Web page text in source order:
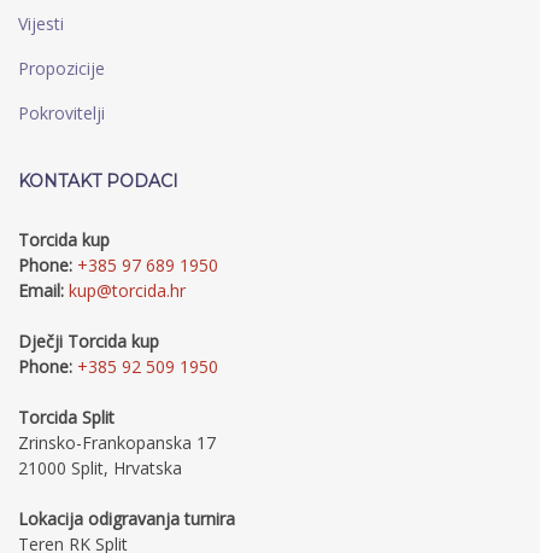
Vijesti
Propozicije
Pokrovitelji
KONTAKT PODACI
Torcida kup
Phone: +385 97 689 1950
Email: kup@torcida.hr
Dječji Torcida kup
Phone: +385 92 509 1950
Torcida Split
Zrinsko-Frankopanska 17
21000 Split, Hrvatska
Lokacija odigravanja turnira
Teren RK Split